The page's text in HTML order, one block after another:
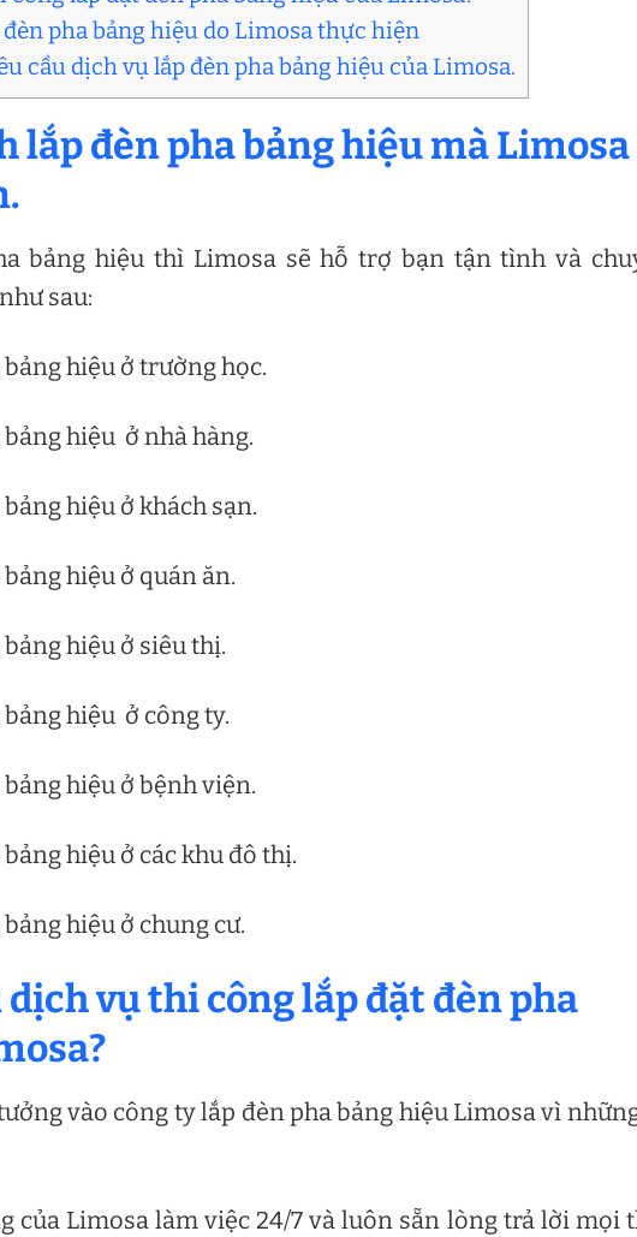
pha bảng hiệu do Limosa thực hiện
cầu dịch vụ lắp đèn pha bảng hiệu của Limosa.
lắp đèn pha bảng hiệu mà Limosa
bảng hiệu thì Limosa sẽ hỗ trợ bạn tận tình và
sau:
hiệu ở trường học.
hiệu ở nhà hàng.
hiệu ở khách sạn.
hiệu ở quán ăn.
hiệu ở siêu thị.
hiệu ở công ty.
hiệu ở bệnh viện.
hiệu ở các khu đô thị.
hiệu ở chung cư.
dịch vụ thi công lắp đặt đèn pha
vào công ty lắp đèn pha bảng hiệu Limosa vì
của Limosa làm việc 24/7 và luôn sẵn lòng trả lời mọi